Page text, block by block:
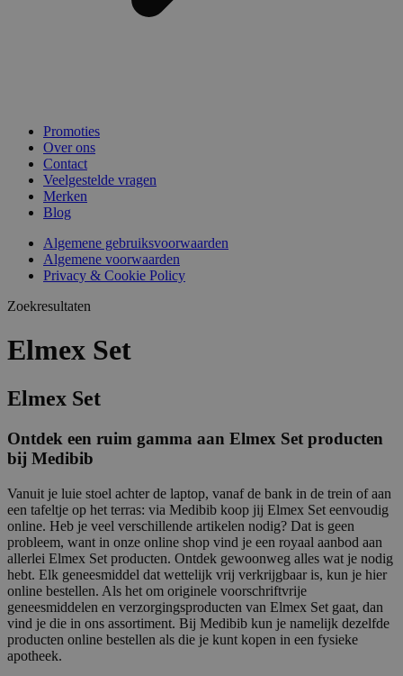
Promoties
Over ons
Contact
Veelgestelde vragen
Merken
Blog
Algemene gebruiksvoorwaarden
Algemene voorwaarden
Privacy & Cookie Policy
Zoekresultaten
Elmex Set
Elmex Set
Ontdek een ruim gamma aan Elmex Set producten
bij Medibib
Vanuit je luie stoel achter de laptop, vanaf de bank in de trein of aan
een tafeltje op het terras: via Medibib koop jij Elmex Set eenvoudig
online. Heb je veel verschillende artikelen nodig? Dat is geen
probleem, want in onze online shop vind je een royaal aanbod aan
allerlei Elmex Set producten. Ontdek gewoonweg alles wat je nodig
hebt. Elk geneesmiddel dat wettelijk vrij verkrijgbaar is, kun je hier
online bestellen. Als het om originele voorschriftvrije
geneesmiddelen en verzorgingsproducten van Elmex Set gaat, dan
vind je die in ons assortiment. Bij Medibib kun je namelijk dezelfde
producten online bestellen als die je kunt kopen in een fysieke
apotheek.